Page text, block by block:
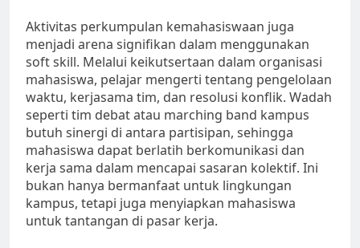
Aktivitas perkumpulan kemahasiswaan juga
menjadi arena signifikan dalam menggunakan
soft skill. Melalui keikutsertaan dalam organisasi
mahasiswa, pelajar mengerti tentang pengelolaan
waktu, kerjasama tim, dan resolusi konflik. Wadah
seperti tim debat atau marching band kampus
butuh sinergi di antara partisipan, sehingga
mahasiswa dapat berlatih berkomunikasi dan
kerja sama dalam mencapai sasaran kolektif. Ini
bukan hanya bermanfaat untuk lingkungan
kampus, tetapi juga menyiapkan mahasiswa
untuk tantangan di pasar kerja.